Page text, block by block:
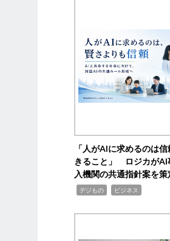
「人がAIに求めるのは
きること」 ロジカがAI
入機関の共通指針案を策
デジもの ビジネス